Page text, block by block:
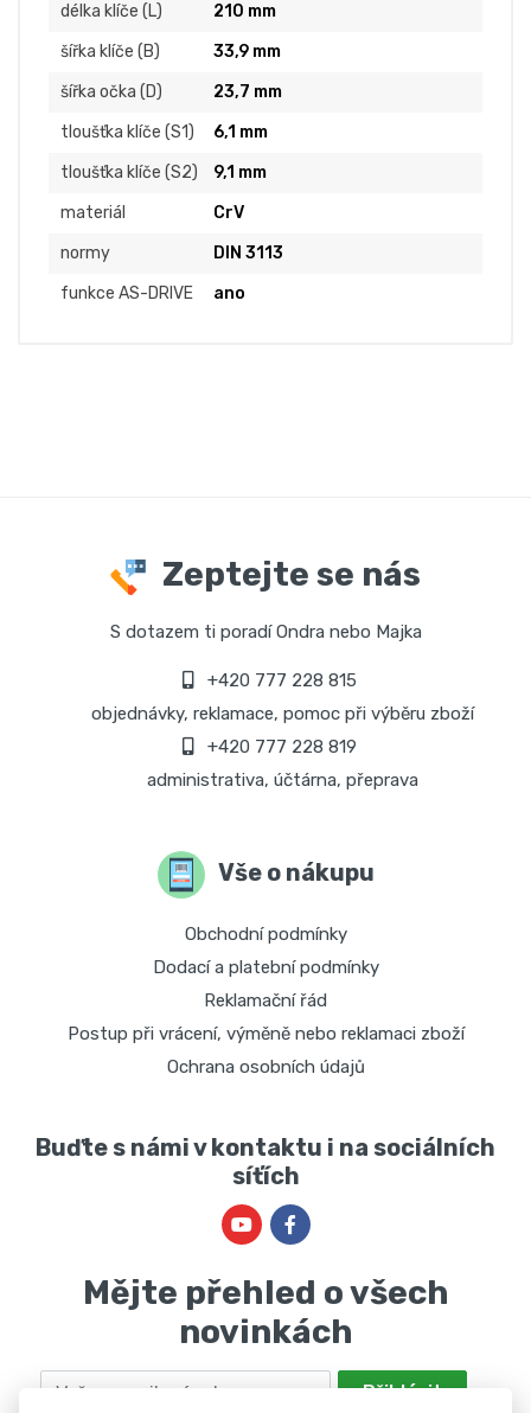
délka klíče (L)
210 mm
šířka klíče (B)
33,9 mm
šířka očka (D)
23,7 mm
tloušťka klíče (S1)
6,1 mm
tloušťka klíče (S2)
9,1 mm
materiál
CrV
normy
DIN 3113
funkce AS-DRIVE
ano
Zeptejte se nás
S dotazem ti poradí Ondra nebo Majka
+420 777 228 815
objednávky, reklamace, pomoc při výběru zboží
+420 777 228 819
administrativa, účtárna, přeprava
Vše o nákupu
Obchodní podmínky
Dodací a platební podmínky
Reklamační řád
Postup při vrácení, výměně nebo reklamaci zboží
Ochrana osobních údajů
Buďte s námi v kontaktu i na sociálních
síťích
Mějte přehled o všech
novinkách
Email Přihlásit